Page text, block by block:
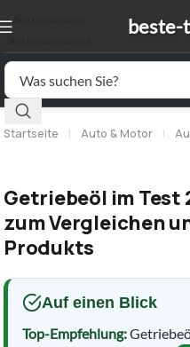
Startseite | Auto & Motor |
Getriebeöl im
zum Vergleichen
Produkts
Auf einen Blick
Top-Empfehlung: